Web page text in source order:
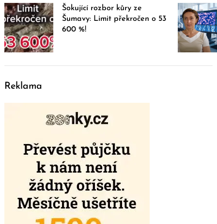
Šokující rozbor kůry ze
Šumavy: Limit překročen o 53
600 %!
Reklama